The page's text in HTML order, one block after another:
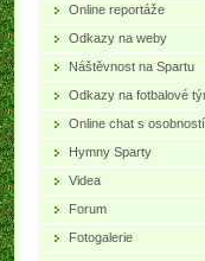
Online reportáže
Odkazy na weby
Náštěvnost na Spartu
Odkazy na fotbalové
Online chat s osobností
Hymny Sparty
Videa
Forum
Fotogalerie